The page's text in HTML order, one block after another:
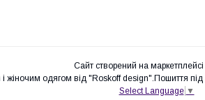
Сайт створений на маркетплейсі
Select Language ▼